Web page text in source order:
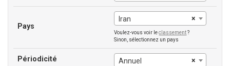
Pays
×
Iran
Voulez-vous voir leclassement?
Sinon, sélectionnez un pays
Périodicité ×
Annuel